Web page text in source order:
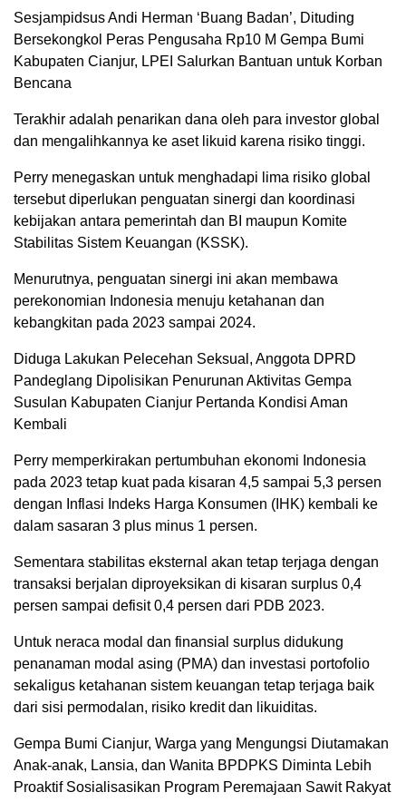
Sesjampidsus Andi Herman ‘Buang Badan’, Dituding
Bersekongkol Peras Pengusaha Rp10 M Gempa Bumi
Kabupaten Cianjur, LPEI Salurkan Bantuan untuk Korban
Bencana
Terakhir adalah penarikan dana oleh para investor global
dan mengalihkannya ke aset likuid karena risiko tinggi.
Perry menegaskan untuk menghadapi lima risiko global
tersebut diperlukan penguatan sinergi dan koordinasi
kebijakan antara pemerintah dan BI maupun Komite
Stabilitas Sistem Keuangan (KSSK).
Menurutnya, penguatan sinergi ini akan membawa
perekonomian Indonesia menuju ketahanan dan
kebangkitan pada 2023 sampai 2024.
Diduga Lakukan Pelecehan Seksual, Anggota DPRD
Pandeglang Dipolisikan Penurunan Aktivitas Gempa
Susulan Kabupaten Cianjur Pertanda Kondisi Aman
Kembali
Perry memperkirakan pertumbuhan ekonomi Indonesia
pada 2023 tetap kuat pada kisaran 4,5 sampai 5,3 persen
dengan Inflasi Indeks Harga Konsumen (IHK) kembali ke
dalam sasaran 3 plus minus 1 persen.
Sementara stabilitas eksternal akan tetap terjaga dengan
transaksi berjalan diproyeksikan di kisaran surplus 0,4
persen sampai defisit 0,4 persen dari PDB 2023.
Untuk neraca modal dan finansial surplus didukung
penanaman modal asing (PMA) dan investasi portofolio
sekaligus ketahanan sistem keuangan tetap terjaga baik
dari sisi permodalan, risiko kredit dan likuiditas.
Gempa Bumi Cianjur, Warga yang Mengungsi Diutamakan
Anak-anak, Lansia, dan Wanita BPDPKS Diminta Lebih
Proaktif Sosialisasikan Program Peremajaan Sawit Rakyat